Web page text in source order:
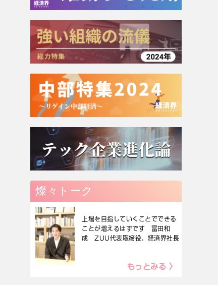
燦々トーク
上場を目指していくことでできる
ことが増えるはずです 冨田和
成 ZUU代表取締役、経済界社長
もっとみる 〉